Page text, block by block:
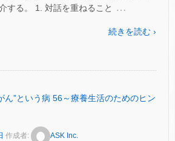
する。 1. 対話を重ねること
…
続きを読む ›
ん”という病 56～療養生活のためのヒン
作成者: ASK Inc.